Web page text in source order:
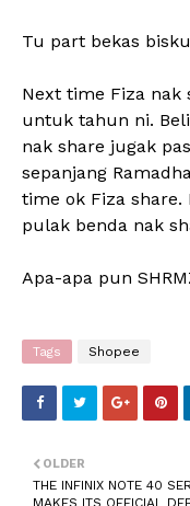
Tu part bekas
Next time Fiza nak
untuk tahun ni.
nak share jugak
sepanjang
time ok Fiza share.
pulak benda nak
Apa-apa pun
Tags Shopee
OLDER
THE INFINIX NOTE 40
MAKES ITS OFFICIAL